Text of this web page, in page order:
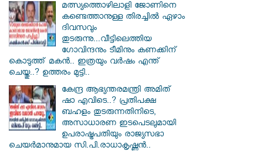
മത്സ്യത്തൊഴിലാളി ജോണിനെ
കണ്ടെത്താനുള്ള തിരച്ചിൽ ഏഴാം
ദിവസവും
തുടരുന്നു...വീട്ടിലെത്തിയ
ഗോവിന്ദനും ടീമിനും കണക്കിന്
കൊടുത്ത് മകൻ.. ഇത്രയും വർഷം എന്ത്
ചെയ്തു..? ഉത്തരം മുട്ടി..
കേന്ദ്ര ആഭ്യന്തരമന്ത്രി അമിത്
ഷാ എവിടെ..? പ്രതിപക്ഷ
ബഹളം തുടരുന്നതിനിടെ,
അസാധാരണ ഇടപെടലുമായി
ഉപരാഷ്ട്രപതിയും രാജ്യസഭാ
ചെയർമാനുമായ സി.പി.രാധാകൃഷ്ണൻ..